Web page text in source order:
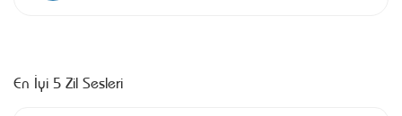
En İyi 5 Zil Sesleri